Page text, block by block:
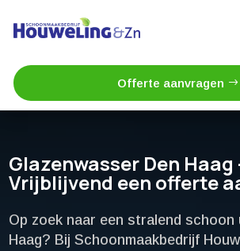
Offerte aanvragen
Glazenwasser Den Haag
Vrijblijvend een offerte
Op zoek naar een stralend schoon
Haag? Bij Schoonmaakbedrijf